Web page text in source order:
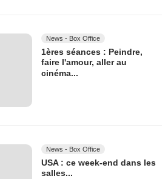
News - Box Office
1ères séances : Peindre,
faire l'amour, aller au
cinéma...
News - Box Office
USA : ce week-end dans les
salles...